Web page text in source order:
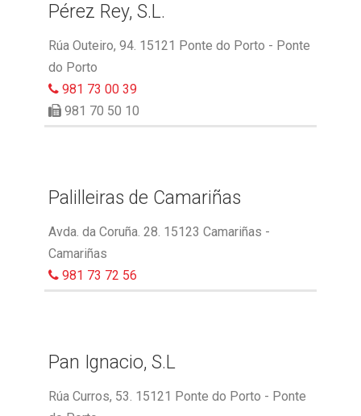
Pérez Rey, S.L.
Rúa Outeiro, 94. 15121 Ponte do Porto - Ponte
do Porto
981 73 00 39
981 70 50 10
Palilleiras de Camariñas
Avda. da Coruña. 28. 15123 Camariñas -
Camariñas
981 73 72 56
Pan Ignacio, S.L
Rúa Curros, 53. 15121 Ponte do Porto - Ponte